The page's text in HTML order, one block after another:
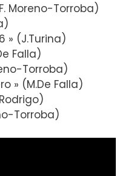
Moreno-Torroba)
36 » (J.Turina)
Falla)
Torroba)
» (M.De Falla)
» (J.Rodrigo)
Torroba)